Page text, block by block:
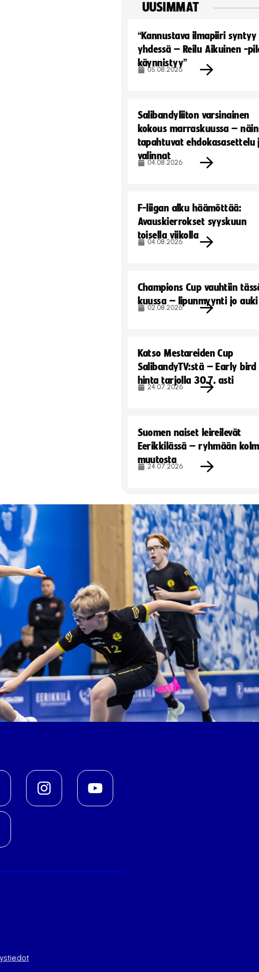
UUSIMMAT
“Kannustava ilmapiiri syntyy
yhdessä – Reilu Aikuinen -
käynnistyy”
05.08.2026
Salibandyliiton varsinainen
kokous marraskuussa – näin
tapahtuvat ehdokasasettelu
valinnat
04.08.2026
F-liigan alku häämöttää:
Avauskierrokset syyskuun
toisella viikolla
04.08.2026
Champions Cup vauhtiin
kuussa – lipunmyynti jo auki
02.08.2026
Katso Mestareiden Cup
SalibandyTV:stä – Early
hinta tarjolla 30.7. asti
24.07.2026
Suomen naiset leireilevät
Eerikkilässä – ryhmään
muutosta
24.07.2026